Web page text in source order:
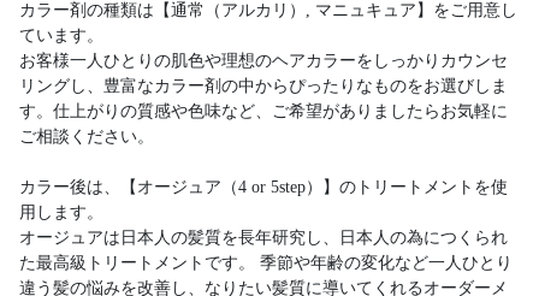
カラー剤の種類は【通常（アルカリ）, マニュキュア】をご用意し
ています。
お客様一人ひとりの肌色や理想のヘアカラーをしっかりカウンセ
リングし、豊富なカラー剤の中からぴったりなものをお選びしま
す。仕上がりの質感や色味など、ご希望がありましたらお気軽に
ご相談ください。
カラー後は、【オージュア（4 or 5step）】のトリートメントを使
用します。
オージュアは日本人の髪質を長年研究し、日本人の為につくられ
た最高級トリートメントです。 季節や年齢の変化など一人ひとり
違う髪の悩みを改善し、なりたい髪質に導いてくれるオーダーメ